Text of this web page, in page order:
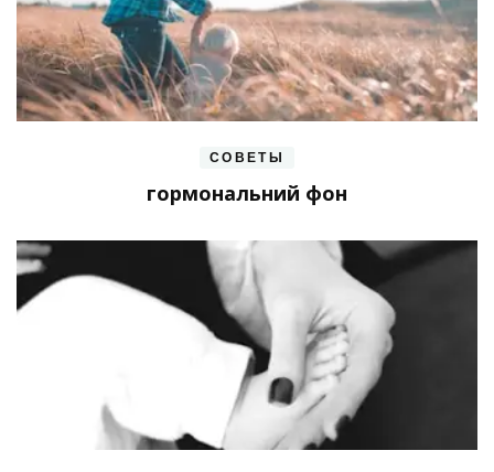
СОВЕТЫ
гормональний фон